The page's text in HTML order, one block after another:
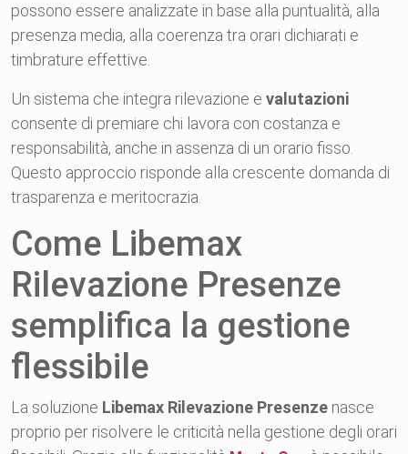
possono essere analizzate in base alla puntualità, alla
presenza media, alla coerenza tra orari dichiarati e
timbrature effettive.
Un sistema che integra rilevazione e valutazioni
consente di premiare chi lavora con costanza e
responsabilità, anche in assenza di un orario fisso.
Questo approccio risponde alla crescente domanda di
trasparenza e meritocrazia.
Come Libemax
Rilevazione Presenze
semplifica la gestione
flessibile
La soluzione Libemax Rilevazione Presenze nasce
proprio per risolvere le criticità nella gestione degli orari